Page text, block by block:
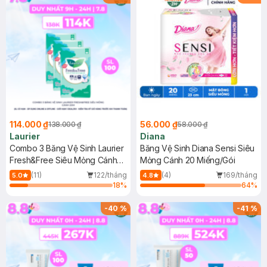
114.000 ₫138.000 ₫
Laurier
Combo 3 Băng Vệ Sinh Laurier
Fresh&Free Siêu Mỏng Cánh
20M
5.0 (11)
122/tháng
18%
56.000 ₫58.000 ₫
Diana
Băng Vệ Sinh Diana Sensi Siêu
Mỏng Cánh 20 Miếng/Gói
4.8 (4)
169/tháng
64%
-40% -41%